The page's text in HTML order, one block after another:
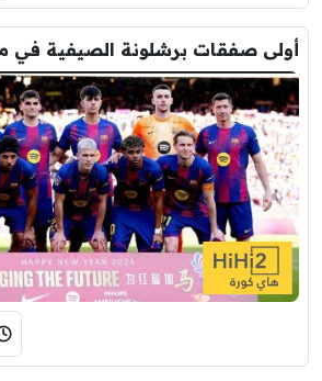
أولى صفقات برشلونة الصيفية في